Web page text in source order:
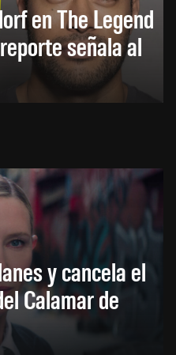
en The Legend
señala al
y cancela el
Calamar de